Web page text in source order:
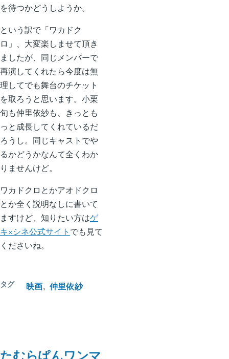
を待つかどうしようか。
という訳で「ワカドク
ロ」、大変楽しませて頂き
ましたが、同じメンバーで
再演してくれたら今度は無
理してでも舞台のチケット
を取ろうと思います。小栗
旬も仲里依紗も、きっとも
っと成長してくれているだ
ろうし。同じキャストでや
るかどうかなんて全くわか
りませんけど。
ワカドクロとかアオドクロ
とか全く説明なしに書いて
ますけど、知りたい方はゲ
キ×シネ公式サイト でも見て
くださいね。
タグ 映画 仲里依紗
たむらぱんワンマ